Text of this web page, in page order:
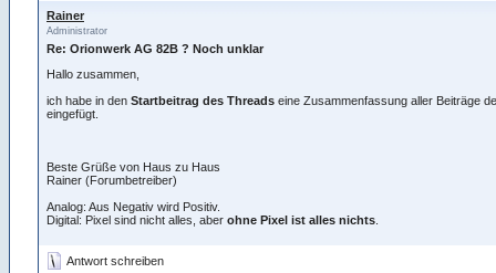
Rainer
Administrator
Re: Orionwerk AG 82B ? Noch unklar
Hallo zusammen,
ich habe in den Startbeitrag des Threads eine Zusammenfassung aller Beiträge
eingefügt.
Beste Grüße von Haus zu Haus
Rainer (Forumbetreiber)
Analog: Aus Negativ wird Positiv.
Digital: Pixel sind nicht alles, aber ohne Pixel ist alles nichts
Antwort schreiben